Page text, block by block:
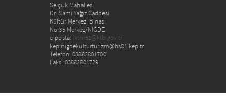
Selçuk Mahallesi
Dr. Sami Yağız Caddesi
Kültür Merkezi Binası
No:35 Merkez/NİĞDE
e-posta: iktm51@ktb.gov.tr
kep:nigdekulturturizm@hs01.kep.tr
Telefon: 03882801700
Faks :03882801729